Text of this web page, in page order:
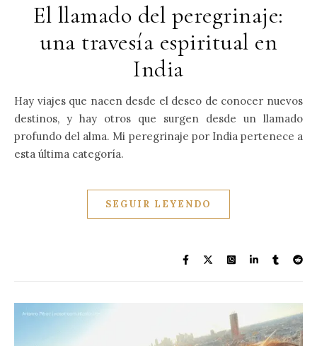
El llamado del peregrinaje:
una travesía espiritual en
India
Hay viajes que nacen desde el deseo de conocer nuevos
destinos, y hay otros que surgen desde un llamado
profundo del alma. Mi peregrinaje por India pertenece a
esta última categoría.
SEGUIR LEYENDO